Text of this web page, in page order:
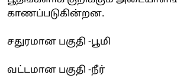
காணப்படுகின்றன.
சதுரமான பகுதி -பூமி
வட்டமான பகுதி -நீர்